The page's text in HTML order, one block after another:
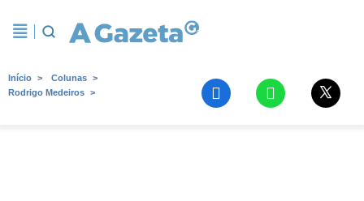
Início
Colunas
Rodrigo Medeiros